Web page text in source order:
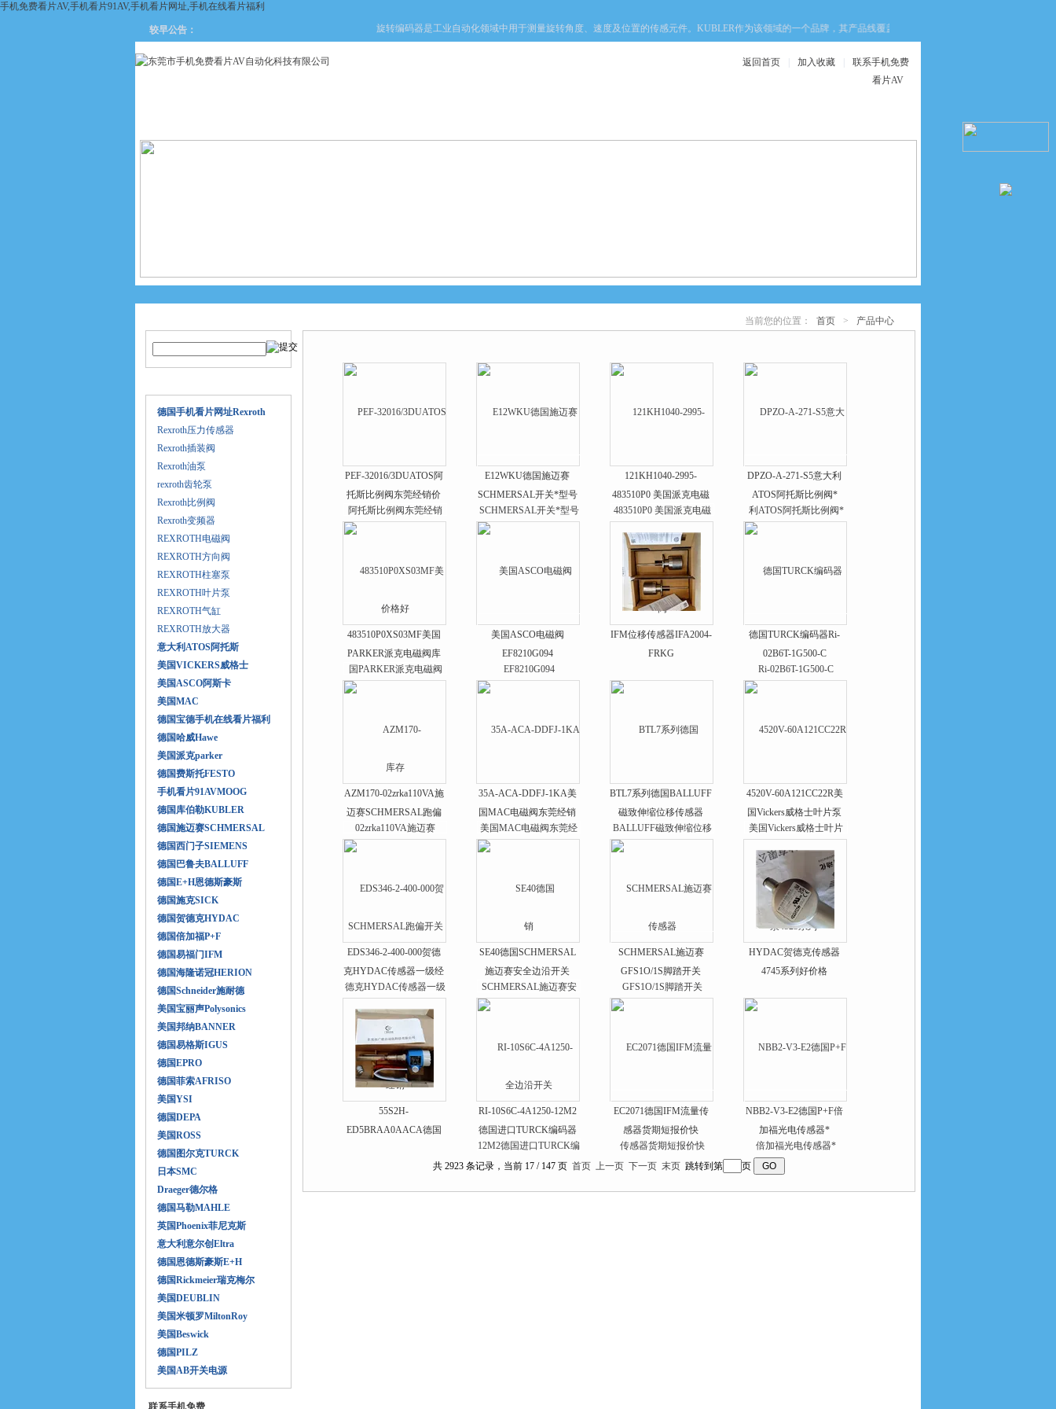
手机免费看片AV,手机看片91AV,手机看片网址,手机在线看片福利
较早公告： 旋转编码器是工业自动化领域中用于测量旋转角度、速度及位置的传感元件。KUBLER作为该领域的一个品牌，其产品线覆盖了增量式、绝对值式以及重载型等
返回首页 加入收藏
联系手机免费
看片AV
AV AV
德国手机看片网址Rexroth
Rexroth压力传感器
Rexroth插装阀
Rexroth油泵
rexroth齿轮泵
Rexroth比例阀
Rexroth变频器
REXROTH电磁阀
REXROTH方向阀
REXROTH柱塞泵
REXROTH叶片泵
REXROTH气缸
REXROTH放大器
意大利ATOS阿托斯
美国VICKERS威格士
美国ASCO阿斯卡
美国MAC
德国宝德手机在线看片福利
德国哈威Hawe
美国派克parker
德国费斯托FESTO
手机看片91AVMOOG
德国库伯勒KUBLER
德国施迈赛SCHMERSAL
德国西门子SIEMENS
德国巴鲁夫BALLUFF
德国E+H恩德斯豪斯
德国施克SICK
德国贺德克HYDAC
德国倍加福P+F
德国易福门IFM
德国海隆诺冠HERION
德国Schneider施耐德
美国宝丽声Polysonics
美国邦纳BANNER
德国易格斯IGUS
德国EPRO
德国菲索AFRISO
美国YSI
德国DEPA
美国ROSS
德国图尔克TURCK
日本SMC
Draeger德尔格
德国马勒MAHLE
英国Phoenix菲尼克斯
意大利意尔创Eltra
德国恩德斯豪斯E+H
德国Rickmeier瑞克梅尔
美国DEUBLIN
美国米顿罗MiltonRoy
美国Beswick
德国PILZ
美国AB开关电源
联系手机免费
当前您的位置： 首页 > 产品中心
PEF-32016/3DUATOS阿
托斯比例阀东莞经销价
格好
E12WKU德国施迈赛
SCHMERSAL开关*型号
121KH1040-2995-
483510P0 美国派克电磁
阀
DPZO-A-271-S5意大利
ATOS阿托斯比例阀*
483510P0XS03MF美国
PARKER派克电磁阀库
存
美国ASCO电磁阀
EF8210G094
IFM位移传感器IFA2004-
FRKG
德国TURCK编码器Ri-
02B6T-1G500-C
AZM170-02zrka110VA施
迈赛SCHMERSAL跑偏
开关
35A-ACA-DDFJ-1KA美
国MAC电磁阀东莞经销
BTL7系列德国BALLUFF
磁致伸缩位移传感器
4520V-60A121CC22R美
国Vickers威格士叶片泵
4525系列*
EDS346-2-400-000贺德
克HYDAC传感器一级经
销
SE40德国SCHMERSAL
施迈赛安全边沿开关
SCHMERSAL施迈赛
GFS1O/1S脚踏开关
HYDAC贺德克传感器
4745系列好价格
55S2H-
ED5BRAA0AACA德国
RI-10S6C-4A1250-12M2
德国进口TURCK编码器
图尔克*
EC2071德国IFM流量传
感器货期短报价快
NBB2-V3-E2德国P+F倍
加福光电传感器*
共 2923 条记录，当前 17 / 147 页 首页 上一页 下一页 末页 跳转到第 页